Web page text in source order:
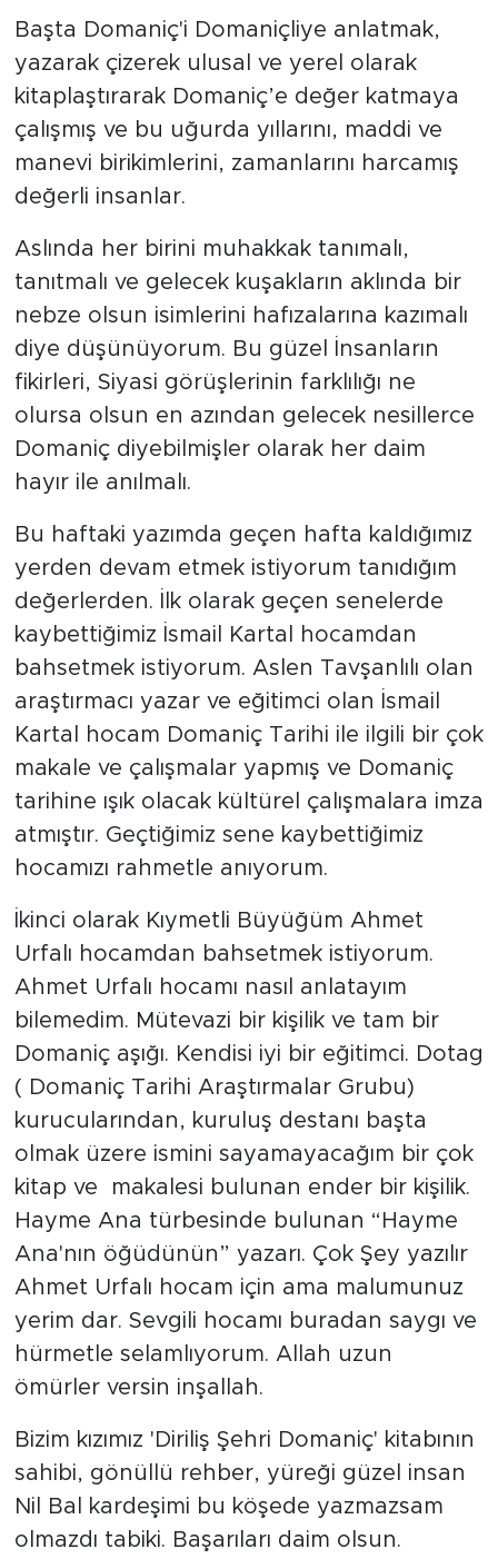
Başta Domaniç'i Domaniçliye anlatmak,
yazarak çizerek ulusal ve yerel olarak
kitaplaştırarak Domaniç’e değer katmaya
çalışmış ve bu uğurda yıllarını, maddi ve
manevi birikimlerini, zamanlarını harcamış
değerli insanlar.
Aslında her birini muhakkak tanımalı,
tanıtmalı ve gelecek kuşakların aklında bir
nebze olsun isimlerini hafızalarına kazımalı
diye düşünüyorum. Bu güzel İnsanların
fikirleri, Siyasi görüşlerinin farklılığı ne
olursa olsun en azından gelecek nesillerce
Domaniç diyebilmişler olarak her daim
hayır ile anılmalı.
Bu haftaki yazımda geçen hafta kaldığımız
yerden devam etmek istiyorum tanıdığım
değerlerden. İlk olarak geçen senelerde
kaybettiğimiz İsmail Kartal hocamdan
bahsetmek istiyorum. Aslen Tavşanlılı olan
araştırmacı yazar ve eğitimci olan İsmail
Kartal hocam Domaniç Tarihi ile ilgili bir çok
makale ve çalışmalar yapmış ve Domaniç
tarihine ışık olacak kültürel çalışmalara imza
atmıştır. Geçtiğimiz sene kaybettiğimiz
hocamızı rahmetle anıyorum.
İkinci olarak Kıymetli Büyüğüm Ahmet
Urfalı hocamdan bahsetmek istiyorum.
Ahmet Urfalı hocamı nasıl anlatayım
bilemedim. Mütevazi bir kişilik ve tam bir
Domaniç aşığı. Kendisi iyi bir eğitimci. Dotag
( Domaniç Tarihi Araştırmalar Grubu)
kurucularından, kuruluş destanı başta
olmak üzere ismini sayamayacağım bir çok
kitap ve makalesi bulunan ender bir kişilik.
Hayme Ana türbesinde bulunan “Hayme
Ana'nın öğüdünün” yazarı. Çok Şey yazılır
Ahmet Urfalı hocam için ama malumunuz
yerim dar. Sevgili hocamı buradan saygı ve
hürmetle selamlıyorum. Allah uzun
ömürler versin inşallah.
Bizim kızımız 'Diriliş Şehri Domaniç' kitabının
sahibi, gönüllü rehber, yüreği güzel insan
Nil Bal kardeşimi bu köşede yazmazsam
olmazdı tabiki. Başarıları daim olsun.